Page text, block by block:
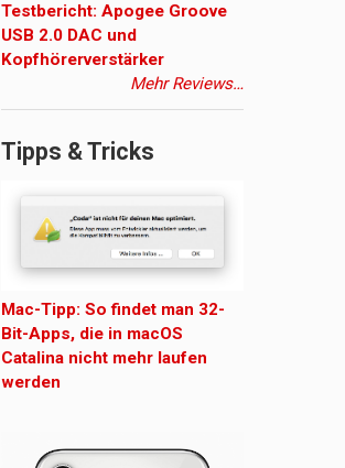
Testbericht: Apogee Groove
USB 2.0 DAC und
Kopfhörerverstärker
Mehr Reviews…
Tipps & Tricks
Mac-Tipp: So findet man 32-
Bit-Apps, die in macOS
Catalina nicht mehr laufen
werden